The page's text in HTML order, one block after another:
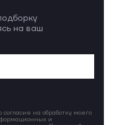
на ваш
на обработку моего
и